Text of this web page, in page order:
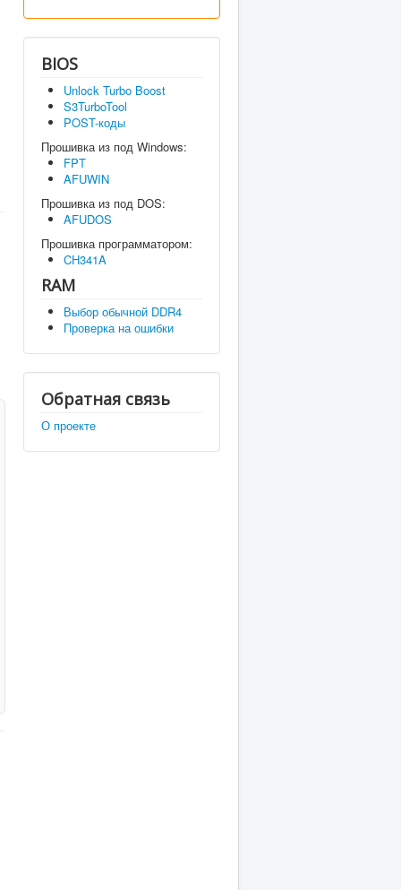
BIOS
Unlock Turbo Boost
S3TurboTool
POST-коды
Прошивка из под Windows:
FPT
AFUWIN
Прошивка из под DOS:
AFUDOS
Прошивка программатором:
CH341A
RAM
Выбор обычной DDR4
Проверка на ошибки
Обратная связь
О проекте